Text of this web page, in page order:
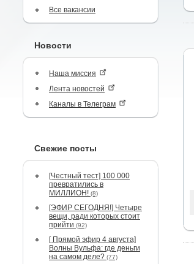
Все вакансии
Новости
Наша миссия
Лента новостей
Каналы в Телеграм
Свежие посты
[Честный тест] 100 000
превратились в
МИЛЛИОН! (8)
[ЭФИР СЕГОДНЯ!] Четыре
вещи, ради которых стоит
прийти (92)
[ Прямой эфир 4 августа]
Волны Вульфа: где деньги
на самом деле? (77)